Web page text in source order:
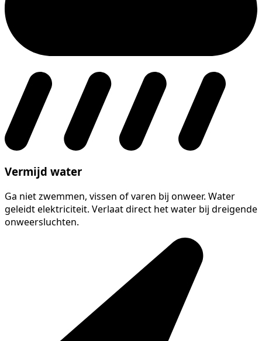
Vermijd water
Ga niet zwemmen, vissen of varen bij onweer. Water
geleidt elektriciteit. Verlaat direct het water bij dreigende
onweersluchten.